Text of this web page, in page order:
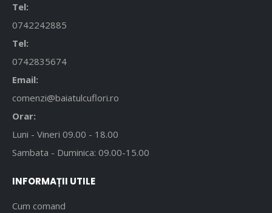
Tel:
0742242885
Tel:
0742835674
Email:
comenzi@baiatulcuflori.ro
Orar:
Luni - Vineri 09.00 - 18.00
Sambata - Duminica: 09.00-15.00
INFORMAȚII UTILE
Cum comand